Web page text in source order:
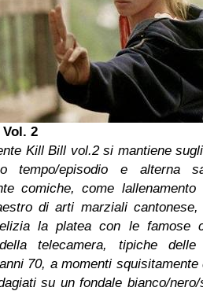
2
Kill Bill vol.2 si mantiene
tempo/episodio e alterna
comiche, come lallenamento
di arti marziali
la platea con le famose
telecamera, tipiche delle
70, a momenti
su un fondale bianco/